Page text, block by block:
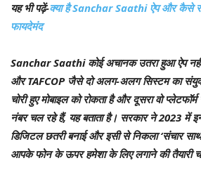
यह भी पढ़ें-क्या है Sanchar Saathi ऐप और कैसे
फायदेमंद
Sanchar Saathi कोई अचानक उतरा हुआ ऐप
और TAFCOP जैसे दो अलग-अलग सिस्टम का
चोरी हुए मोबाइल को रोकता है और दूसरा वो
नंबर चल रहे हैं, यह बताता है। सरकार ने 2023 में
डिजिटल छतरी बनाई और इसी से निकला ‘संचार
आपके फोन के ऊपर हमेशा के लिए लगाने की तैयारी